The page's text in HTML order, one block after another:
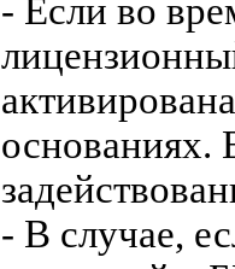
- Если во
основаниях.
- В случае,